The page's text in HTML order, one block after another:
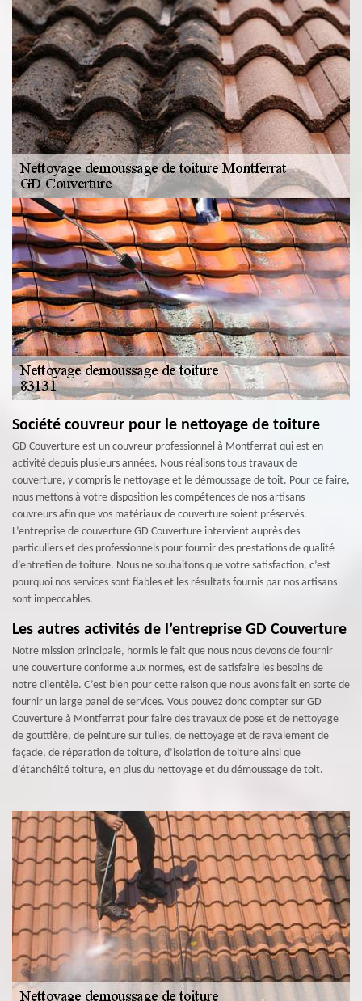
Société couvreur pour le nettoyage de toiture
GD Couverture est un couvreur professionnel à Montferrat qui est en
activité depuis plusieurs années. Nous réalisons tous travaux de
couverture, y compris le nettoyage et le démoussage de toit. Pour ce faire,
nous mettons à votre disposition les compétences de nos artisans
couvreurs afin que vos matériaux de couverture soient préservés.
L’entreprise de couverture GD Couverture intervient auprès des
particuliers et des professionnels pour fournir des prestations de qualité
d’entretien de toiture. Nous ne souhaitons que votre satisfaction, c’est
pourquoi nos services sont fiables et les résultats fournis par nos artisans
sont impeccables.
Les autres activités de l’entreprise GD Couverture
Notre mission principale, hormis le fait que nous nous devons de fournir
une couverture conforme aux normes, est de satisfaire les besoins de
notre clientèle. C’est bien pour cette raison que nous avons fait en sorte de
fournir un large panel de services. Vous pouvez donc compter sur GD
Couverture à Montferrat pour faire des travaux de pose et de nettoyage
de gouttière, de peinture sur tuiles, de nettoyage et de ravalement de
façade, de réparation de toiture, d’isolation de toiture ainsi que
d’étanchéité toiture, en plus du nettoyage et du démoussage de toit.